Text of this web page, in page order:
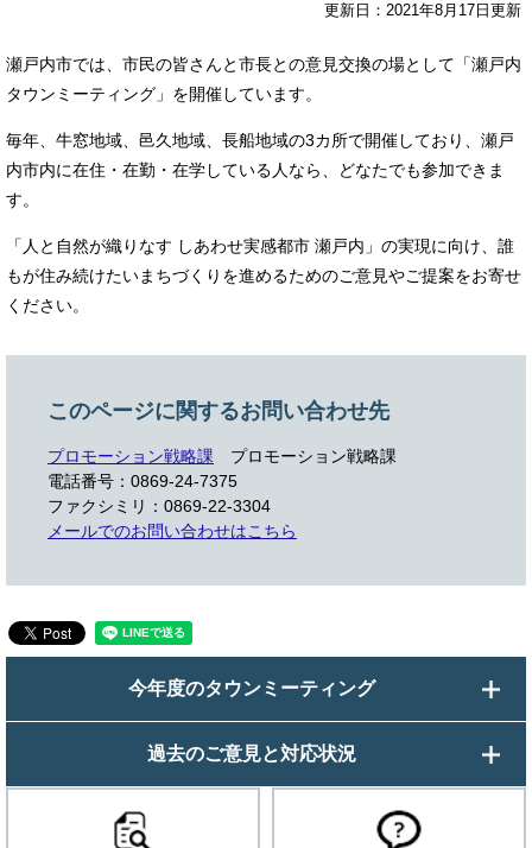
更新日：2021年8月17日更新
瀬戸内市では、市民の皆さんと市長との意見交換の場として「瀬戸内
タウンミーティング」を開催しています。
毎年、牛窓地域、邑久地域、長船地域の3カ所で開催しており、瀬戸
内市内に在住・在勤・在学している人なら、どなたでも参加できま
す。
「人と自然が織りなす しあわせ実感都市 瀬戸内」の実現に向け、誰
もが住み続けたいまちづくりを進めるためのご意見やご提案をお寄せ
ください。
このページに関するお問い合わせ先
プロモーション戦略課
プロモーション戦略課
電話番号：0869-24-7375
ファクシミリ：0869-22-3304
メールでのお問い合わせはこちら
今年度のタウンミーティング
過去のご意見と対応状況